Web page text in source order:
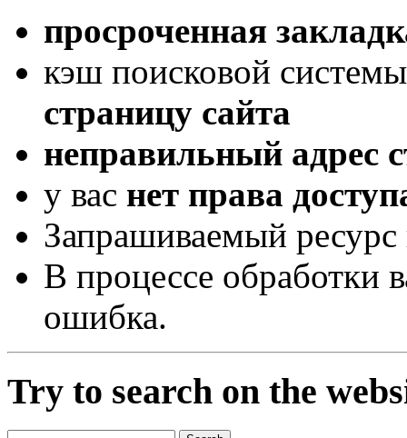
просроченная
кэш поисковой
страницу сайта
неправильный адрес
у вас нет права
Запрашиваемый ресурс
В процессе обработки
ошибка.
Try to search on the